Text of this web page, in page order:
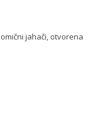
jahači, otvorena